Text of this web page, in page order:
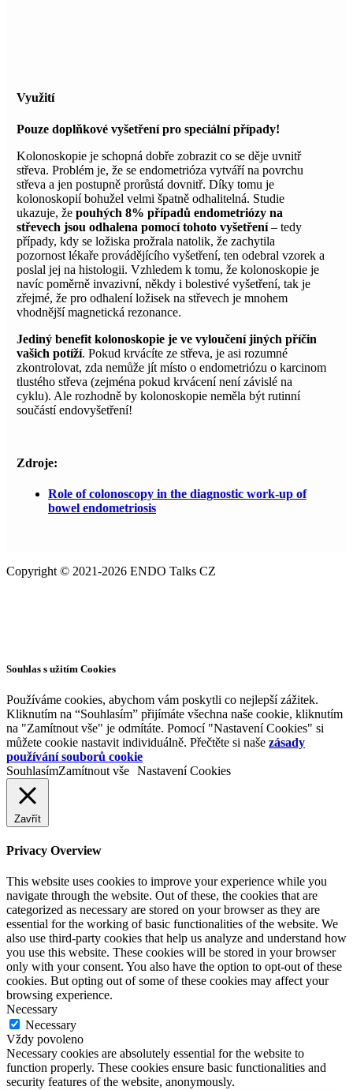
Využití
Pouze doplňkové vyšetření pro speciální případy!
Kolonoskopie je schopná dobře zobrazit co se děje uvnitř
střeva. Problém je, že se endometrióza vytváří na povrchu
střeva a jen postupně prorůstá dovnitř. Díky tomu je
kolonoskopií bohužel velmi špatně odhalitelná. Studie
ukazuje, že pouhých 8% případů endometriózy na
střevech jsou odhalena pomocí tohoto vyšetření– tedy
případy, kdy se ložiska prožrala natolik, že zachytila
pozornost lékaře provádějícího vyšetření, ten odebral vzorek a
poslal jej na histologii. Vzhledem k tomu, že kolonoskopie je
navíc poměrně invazivní, někdy i bolestivé vyšetření, tak je
zřejmé, že pro odhalení ložisek na střevech je mnohem
vhodnější magnetická rezonance.
Jediný benefit kolonoskopie je ve vyloučení jiných příčin
vašich potíží. Pokud krvácíte ze střeva, je asi rozumné
zkontrolovat, zda nemůže jít místo o endometriózu o karcinom
tlustého střeva (zejména pokud krvácení není závislé na
cyklu). Ale rozhodně by kolonoskopie neměla být rutinní
součástí endovyšetření!
Zdroje:
Role of colonoscopy in the diagnostic work-up of
bowel endometriosis
Copyright © 2021-2026 ENDO Talks CZ
Souhlas s užitím Cookies
Používáme cookies, abychom vám poskytli co nejlepší zážitek.
Kliknutím na “Souhlasím” přijímáte všechna naše cookie, kliknutím
na "Zamítnout vše" je odmítáte. Pomocí "Nastavení Cookies" si
můžete cookie nastavit individuálně. Přečtěte si naše zásady
používání souborů cookie
SouhlasímZamítnout vše Nastavení Cookies
Zavřít
Privacy Overview
This website uses cookies to improve your experience while you
navigate through the website. Out of these, the cookies that are
categorized as necessary are stored on your browser as they are
essential for the working of basic functionalities of the website. We
also use third-party cookies that help us analyze and understand how
you use this website. These cookies will be stored in your browser
only with your consent. You also have the option to opt-out of these
cookies. But opting out of some of these cookies may affect your
browsing experience.
Necessary
Necessary
Vždy povoleno
Necessary cookies are absolutely essential for the website to
function properly. These cookies ensure basic functionalities and
security features of the website, anonymously.